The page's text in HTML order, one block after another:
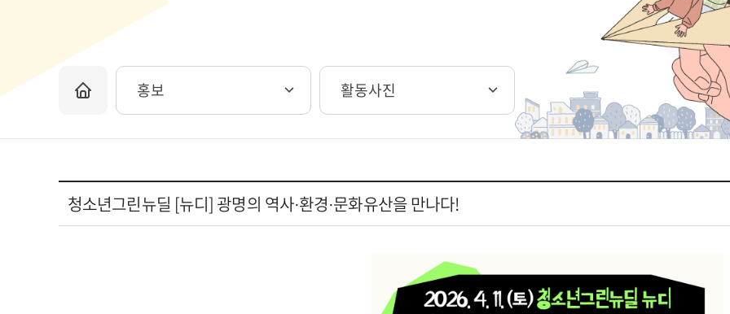
홍보 활동사진
청소년그린뉴딜 [뉴디] 광명의 역사·환경·문화유산을 만나다!